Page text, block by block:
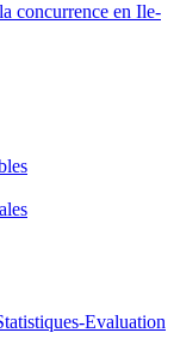
concurrence en Ile-
Evaluation